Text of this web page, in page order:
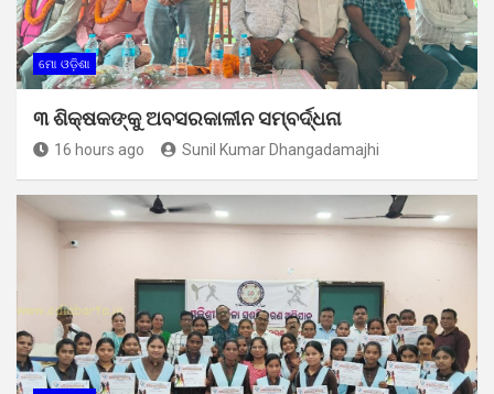
ମୋ ଓଡ଼ିଶା
୩ ଶିକ୍ଷକଙ୍କୁ ଅବସରକାଳୀନ ସମ୍ବର୍ଦ୍ଧନା
16 hours ago Sunil Kumar Dhangadamajhi